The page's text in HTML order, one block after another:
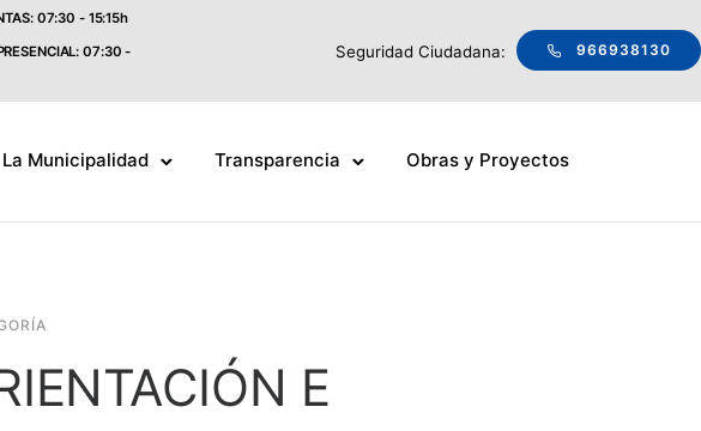
07:30 - 15:15h
07:30 -
Seguridad Ciudadana: 966938130
La Municipalidad Transparencia Obras y Proyectos
E